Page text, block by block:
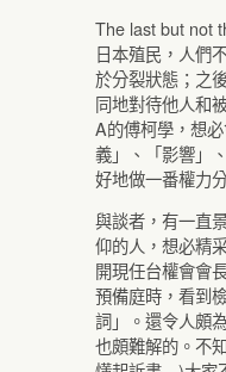
The last but not
日本殖民，人們
於分裂狀態；之
同地對待他人和
A的傅柯學，想
義」、「影響」
好地做一番權力
與談者，有一直
仰的人，想必精
開現任台權會會
預備庭時，看到
詞」。還令人頗
也頗難解的。不